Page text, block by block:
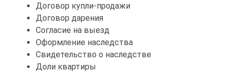
Договор купли-продажи
Договор дарения
Согласие на выезд
Оформление наследства
Свидетельство о наследстве
Доли квартиры